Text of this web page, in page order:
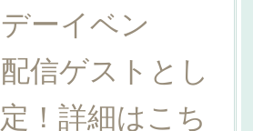
ーイベン
信ゲストとし
！詳細はこち